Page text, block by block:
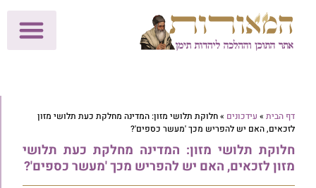
דף הבית » עידכונים »חלוקת תלושי מזון: המדינה מחלקת כעת תלושי מזון
לזכאים, האם יש להפריש מכך 'מעשר כספים'?
חלוקת תלושי מזון: המדינה מחלקת כעת תלושי
מזון לזכאים, האם יש להפריש מכך 'מעשר כספים'?